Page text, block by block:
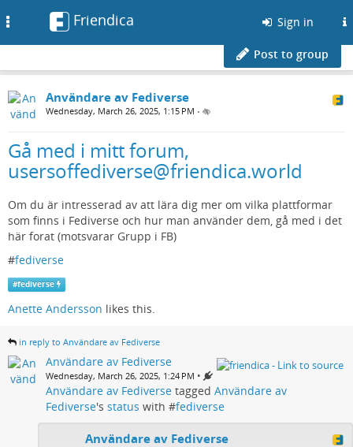
Friendica Sign in
Post to group
Användare av Fediverse
Wednesday, March 26, 2025, 1:15 PM •
Gå med i mitt forum,
usersoffediverse@friendica.world
Om du är intresserad av att lära dig mer om vilka plattformar
som finns i Fediverse och hur man använder dem, gå med i det
här forat (motsvarar Grupp i FB)
#fediverse
#fediverse
Anette Andersson likes this.
in reply to Användare av Fediverse
Användare av Fediverse
Wednesday, March 26, 2025, 1:24 PM •
Användare av Fediverse tagged Användare av
Fediverse's status with #fediverse
Användare av Fediverse